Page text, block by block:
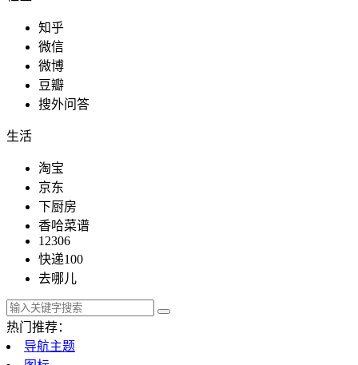
知乎
微信
微博
豆瓣
搜外问答
生活
淘宝
京东
下厨房
香哈菜谱
12306
快递100
去哪儿
热门推荐：
导航主题